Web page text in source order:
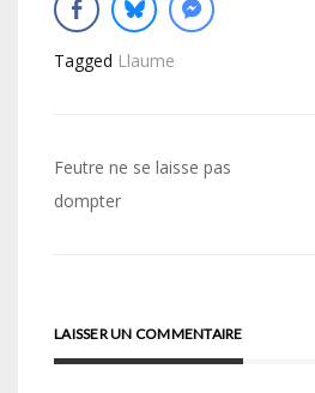
Tagged Llaume
Navigation
de
Feutre ne se laisse pas
dompter
LAISSER UN COMMENTAIRE